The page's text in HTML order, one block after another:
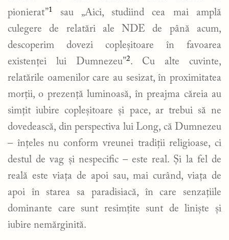
pionierat”1
sau „Aici, studiind cea mai amplă
culegere de relatări ale NDE de până acum,
descoperim dovezi copleșitoare în favoarea
existenței lui Dumnezeu”2. Cu alte cuvinte,
relatările oamenilor care au sesizat, în proximitatea
morții, o prezență luminoasă, în preajma căreia au
simțit iubire copleșitoare și pace, ar trebui să ne
dovedească, din perspectiva lui Long, că Dumnezeu
– înțeles nu conform vreunei tradiții religioase, ci
destul de vag și nespecific – este real. Și la fel de
reală este viața de apoi sau, mai curând, viața de
apoi în starea sa paradisiacă, în care senzațiile
dominante care sunt resimțite sunt de liniște și
iubire nemărginită.